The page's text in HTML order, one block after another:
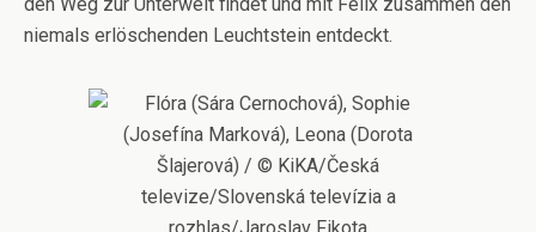
niemals erlöschenden Leuchtstein entdeckt.